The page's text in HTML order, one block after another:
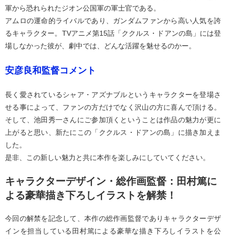
軍から恐れられたジオン公国軍の軍士官である。
アムロの運命的ライバルであり、ガンダムファンから高い人気を誇
るキャラクター。TVアニメ第15話「ククルス・ドアンの島」には登
場しなかった彼が、劇中では、どんな活躍を魅せるのかー。
安彦良和監督コメント
長く愛されているシャア・アズナブルというキャラクターを登場さ
せる事によって、ファンの方だけでなく沢山の方に喜んで頂ける。
そして、池田秀一さんにご参加頂くということは作品の魅力が更に
上がると思い、新たにこの「ククルス・ドアンの島」に描き加えま
した。
是非、この新しい魅力と共に本作を楽しみにしていてください。
キャラクターデザイン・総作画監督：田村篤に
よる豪華描き下ろしイラストを解禁！
今回の解禁を記念して、本作の総作画監督でありキャラクターデザ
インを担当している田村篤による豪華な描き下ろしイラストを公